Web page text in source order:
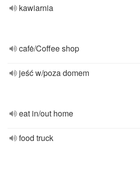
kawiarnia
cafė/Coffee shop
jeść w/poza domem
eat in/out home
food truck